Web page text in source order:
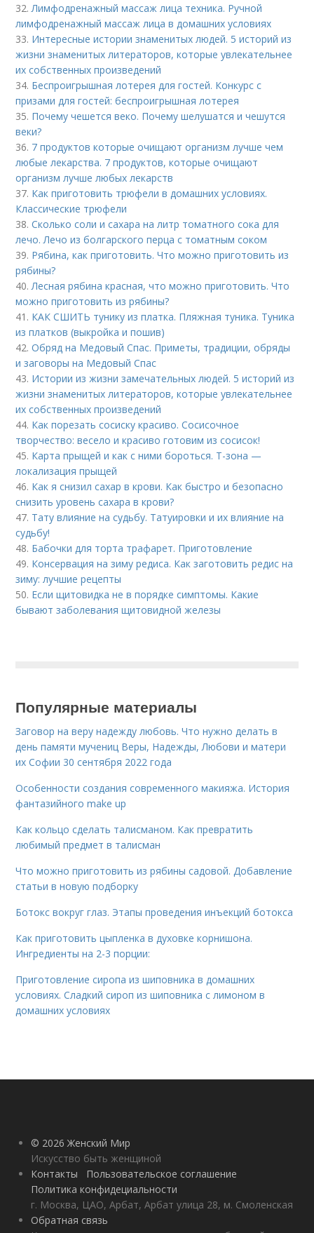
32.Лимфодренажный массаж лица техника. Ручной
лимфодренажный массаж лица в домашних условиях
33. Интересные истории знаменитых людей. 5 историй из
жизни знаменитых литераторов, которые увлекательнее
их собственных произведений
34. Беспроигрышная лотерея для гостей. Конкурс с
призами для гостей: беспроигрышная лотерея
35. Почему чешется веко. Почему шелушатся и чешутся
веки?
36. 7 продуктов которые очищают организм лучше чем
любые лекарства. 7 продуктов, которые очищают
организм лучше любых лекарств
37. Как приготовить трюфели в домашних условиях.
Классические трюфели
38.Сколько соли и сахара на литр томатного сока для
лечо. Лечо из болгарского перца с томатным соком
39. Рябина, как приготовить. Что можно приготовить из
рябины?
40.Лесная рябина красная, что можно приготовить. Что
можно приготовить из рябины?
41. КАК СШИТЬ тунику из платка. Пляжная туника. Туника
из платков (выкройка и пошив)
42.Обряд на Медовый Спас. Приметы, традиции, обряды
и заговоры на Медовый Спас
43. Истории из жизни замечательных людей. 5 историй из
жизни знаменитых литераторов, которые увлекательнее
их собственных произведений
44. Как порезать сосиску красиво. Сосисочное
творчество: весело и красиво готовим из сосисок!
45. Карта прыщей и как с ними бороться. Т-зона —
локализация прыщей
46. Как я снизил сахар в крови. Как быстро и безопасно
снизить уровень сахара в крови?
47. Тату влияние на судьбу. Татуировки и их влияние на
судьбу!
48. Бабочки для торта трафарет. Приготовление
49. Консервация на зиму редиса. Как заготовить редис на
зиму: лучшие рецепты
50. Если щитовидка не в порядке симптомы. Какие
бывают заболевания щитовидной железы
Популярные материалы
Заговор на веру надежду любовь. Что нужно делать в
день памяти мучениц Веры, Надежды, Любови и матери
их Софии 30 сентября 2022 года
Особенности создания современного макияжа. История
фантазийного make up
Как кольцо сделать талисманом. Как превратить
любимый предмет в талисман
Что можно приготовить из рябины садовой. Добавление
статьи в новую подборку
Ботокс вокруг глаз. Этапы проведения инъекций ботокса
Как приготовить цыпленка в духовке корнишона.
Ингредиенты на 2-3 порции:
Приготовление сиропа из шиповника в домашних
условиях. Сладкий сироп из шиповника с лимоном в
домашних условиях
© 2026 Женский Мир
Искусство быть женщиной
Контакты
Пользовательское соглашение
Политика конфидециальности
г. Москва, ЦАО, Арбат, Арбат улица 28, м. Смоленская
Обратная связь